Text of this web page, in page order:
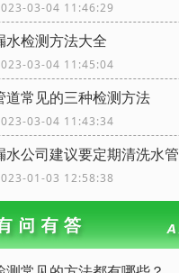
03-04 11:46:29
水检测方法大全
03-04 11:45:04
道常见的三种检测方法
03-04 11:43:34
水公司建议要定期清洗水管
01-03 12:58:38